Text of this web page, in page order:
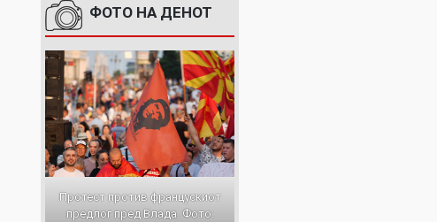
ФОТО НА ДЕНОТ
Протест против францускиот
предлог пред Влада. Фото: